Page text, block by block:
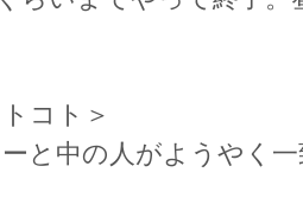
コト＞
ーと中の人がようやく